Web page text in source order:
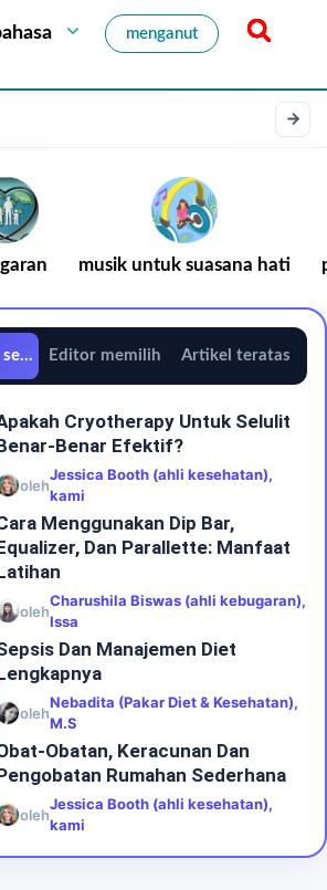
menganut
musik untuk suasana hati
tren
Editor memilih Artikel teratas
Cryotherapy Untuk Selulit
Benar Efektif?
oleh
Jessica Booth (ahli kesehatan),
kami
Menggunakan Dip Bar,
Dan Parallette: Manfaat
oleh
Charushila Biswas (ahli kebugaran),
Issa
Dan Manajemen Diet
oleh
Nebadita (Pakar Diet & Kesehatan),
M.S
Obatan, Keracunan Dan
Rumahan Sederhana
oleh
Jessica Booth (ahli kesehatan),
kami